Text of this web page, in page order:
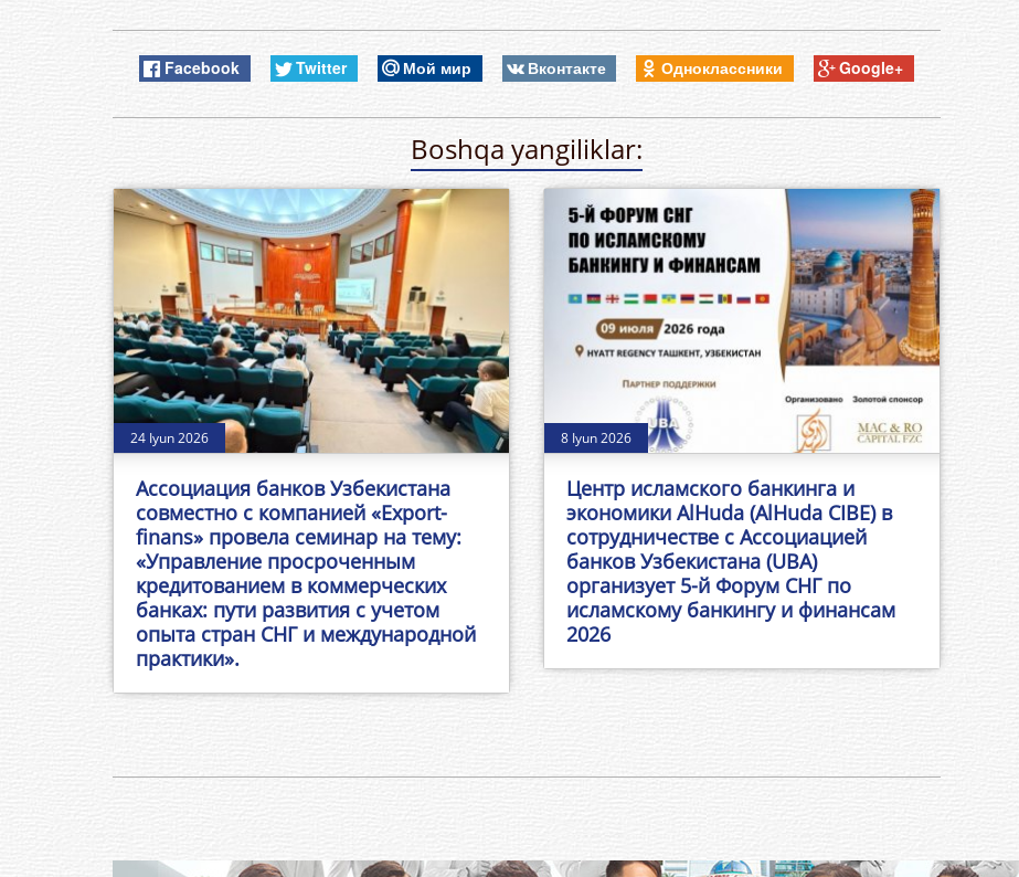
Facebook Twitter Мой мир Вконтакте Одноклассники Google+
Boshqa yangiliklar:
24 Iyun 2026
Ассоциация банков Узбекистана
совместно с компанией «Export-
finans» провела семинар на тему:
«Управление просроченным
кредитованием в коммерческих
банках: пути развития с учетом
опыта стран СНГ и международной
практики».
8 Iyun 2026
Центр исламского банкинга и
экономики AlHuda (AlHuda CIBE) в
сотрудничестве с Ассоциацией
банков Узбекистана (UBA)
организует 5-й Форум СНГ по
исламскому банкингу и финансам
2026